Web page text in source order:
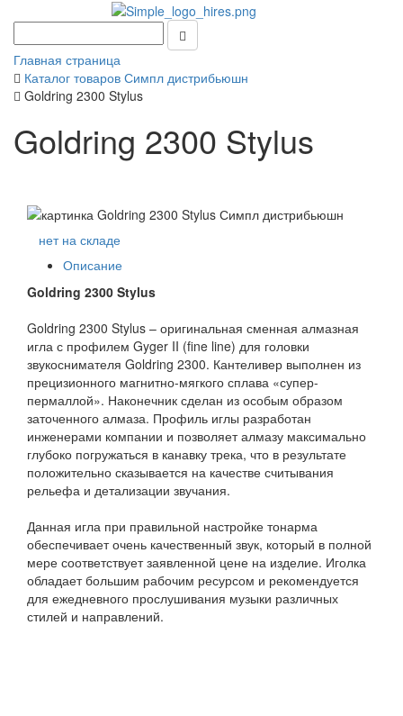
Главная страница
Каталог товаров Симпл дистрибьюшн
Goldring 2300 Stylus
Goldring 2300 Stylus
нет на складе
Описание
Goldring 2300 Stylus
Goldring 2300 Stylus – оригинальная сменная алмазная
игла с профилем Gyger II (fine line) для головки
звукоснимателя Goldring 2300. Кантеливер выполнен из
прецизионного магнитно-мягкого сплава «супер-
пермаллой». Наконечник сделан из особым образом
заточенного алмаза. Профиль иглы разработан
инженерами компании и позволяет алмазу максимально
глубоко погружаться в канавку трека, что в результате
положительно сказывается на качестве считывания
рельефа и детализации звучания.
Данная игла при правильной настройке тонарма
обеспечивает очень качественный звук, который в полной
мере соответствует заявленной цене на изделие. Иголка
обладает большим рабочим ресурсом и рекомендуется
для ежедневного прослушивания музыки различных
стилей и направлений.